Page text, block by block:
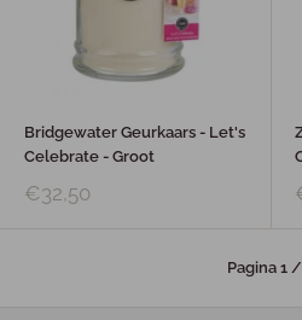
Bridgewater Geurkaars - Let's
Celebrate - Groot
€32,50
Pagina 1